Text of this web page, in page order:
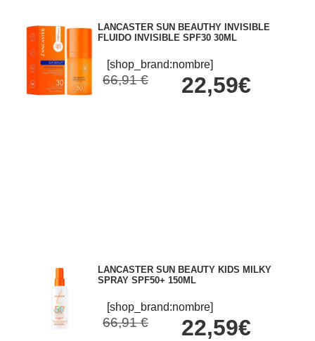
LANCASTER SUN BEAUTHY INVISIBLE
FLUIDO INVISIBLE SPF30 30ML
[shop_brand:nombre]
66,91 € 22,59€
LANCASTER SUN BEAUTY KIDS MILKY
SPRAY SPF50+ 150ML
[shop_brand:nombre]
66,91 € 22,59€